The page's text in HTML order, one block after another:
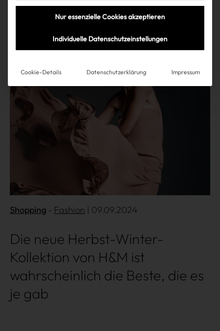
Update für den Herbst
Shopping Fashion | 09.09.2024
Die neue Herbst-Winter-
Kollektion von H&M ist
wahrscheinlich die Beste, die es
je gab
Mehr lesen
Nur essenzielle Cookies akzeptieren
Individuelle Datenschutzeinstellungen
Cookie-Details Datenschutzerklärung Impressum